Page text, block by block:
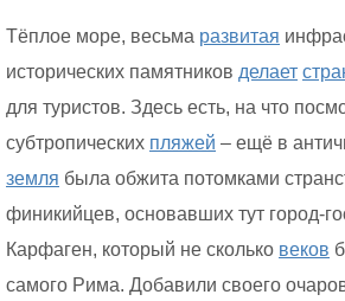
Тёплое море, весьма развитая
исторических памятников делает
для туристов. Здесь есть, на что
субтропических пляжей – ещё в
земля была обжита потомками
финикийцев, основавших тут город-
Карфаген, который не сколько веков
самого Рима. Добавили своего